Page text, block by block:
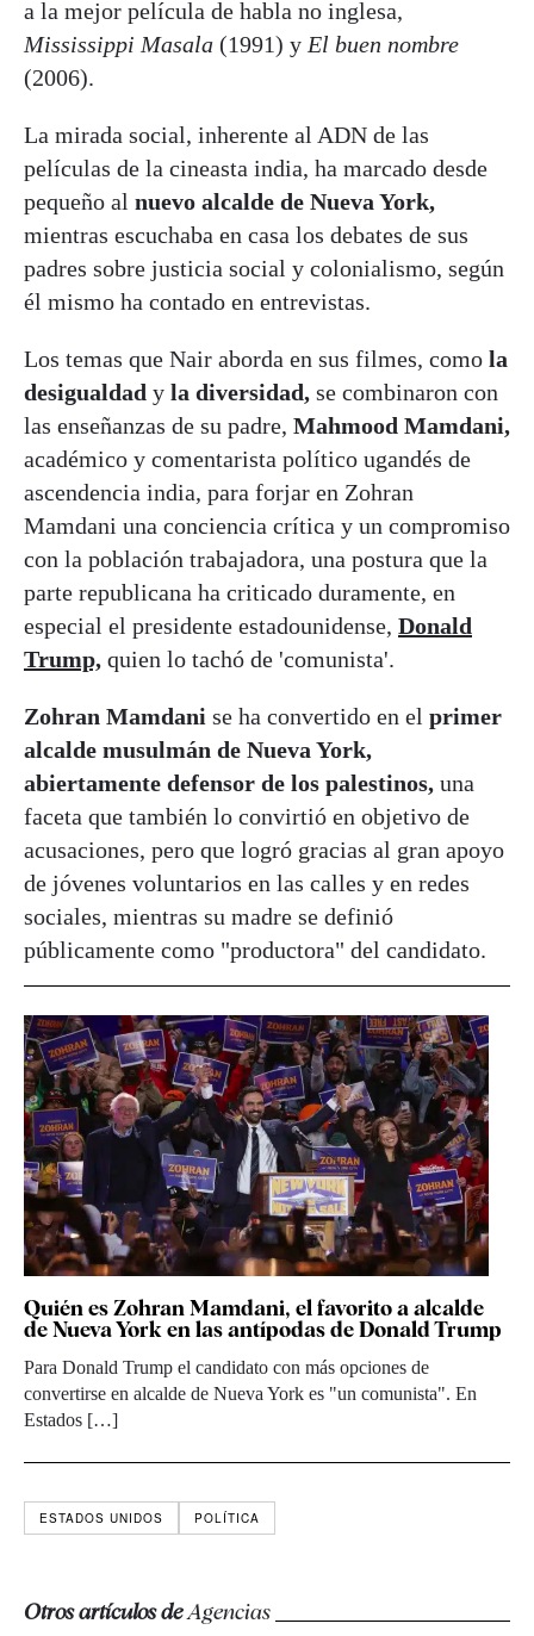
a la mejor película de habla no inglesa,
Mississippi Masala (1991) y El buen nombre
(2006).
La mirada social, inherente al ADN de las
películas de la cineasta india, ha marcado desde
pequeño al nuevo alcalde de Nueva York,
mientras escuchaba en casa los debates de sus
padres sobre justicia social y colonialismo, según
él mismo ha contado en entrevistas.
Los temas que Nair aborda en sus filmes, como la
desigualdad y la diversidad, se combinaron con
las enseñanzas de su padre, Mahmood Mamdani,
académico y comentarista político ugandés de
ascendencia india, para forjar en Zohran
Mamdani una conciencia crítica y un compromiso
con la población trabajadora, una postura que la
parte republicana ha criticado duramente, en
especial el presidente estadounidense, Donald
Trump, quien lo tachó de 'comunista'.
Zohran Mamdani se ha convertido en el primer
alcalde musulmán de Nueva York,
abiertamente defensor de los palestinos, una
faceta que también lo convirtió en objetivo de
acusaciones, pero que logró gracias al gran apoyo
de jóvenes voluntarios en las calles y en redes
sociales, mientras su madre se definió
públicamente como "productora" del candidato.
Quién es Zohran Mamdani, el favorito a alcalde
de Nueva York en las antípodas de Donald Trump
Para Donald Trump el candidato con más opciones de
convertirse en alcalde de Nueva York es "un comunista". En
Estados […]
ESTADOS UNIDOS POLÍTICA
Otros artículos deAgencias